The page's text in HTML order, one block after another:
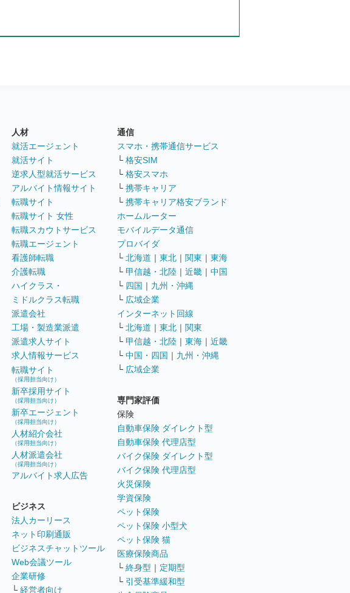
人材
就活エージェント
就活サイト
逆求人型就活サービス
アルバイト情報サイト
転職サイト
転職サイト 女性
転職スカウトサービス
転職エージェント
看護師転職
介護転職
ハイクラス・
ミドルクラス転職
派遣会社
工場・製造業派遣
派遣求人サイト
求人情報サービス
転職サイト
（採用担当向け）
新卒採用サイト
（採用担当向け）
新卒エージェント
（採用担当向け）
人材紹介会社
（採用担当向け）
人材派遣会社
（採用担当向け）
アルバイト求人広告
ビジネス
法人カーリース
ネット印刷通販
ビジネスチャットツール
Web会議ツール
企業研修
└ 経営者向け
通信
スマホ・携帯通信サービス
└ 格安SIM
└ 格安スマホ
└ 携帯キャリア
└ 携帯キャリア格安ブランド
ホームルーター
モバイルデータ通信
プロバイダ
└ 北海道 ｜ 東北 ｜ 関東 ｜ 東海
└ 甲信越・北陸 ｜ 近畿 ｜ 中国
└ 四国 ｜ 九州・沖縄
└ 広域企業
インターネット回線
└ 北海道 ｜ 東北 ｜ 関東
└ 甲信越・北陸 ｜ 東海 ｜ 近畿
└ 中国・四国 ｜ 九州・沖縄
└ 広域企業
専門家評価
保険
自動車保険 ダイレクト型
自動車保険 代理店型
バイク保険 ダイレクト型
バイク保険 代理店型
火災保険
学資保険
ペット保険
ペット保険 小型犬
ペット保険 猫
医療保険商品
└ 終身型 ｜ 定期型
└ 引受基準緩和型